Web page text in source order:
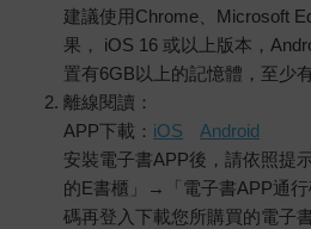
建議使用Chrome、Microsoft
果， iOS 16 或以上版本，
置有6GB以上的記憶體，至少
離線閱讀：
APP下載： iOS
Android
安裝電子書APP後，請依照提
的E書櫃」→「電子書APP通行
碼再登入下載您所購買的電子